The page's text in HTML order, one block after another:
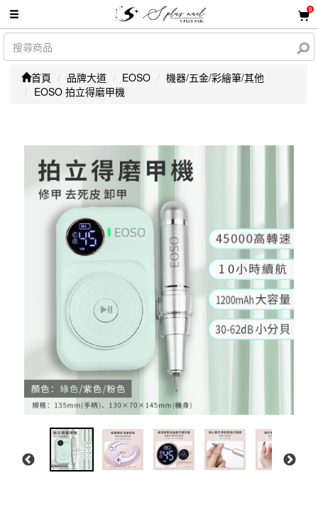
0
首頁 品牌大道 EOSO
機器/五金/彩繪筆/其他
EOSO 拍立得磨甲機